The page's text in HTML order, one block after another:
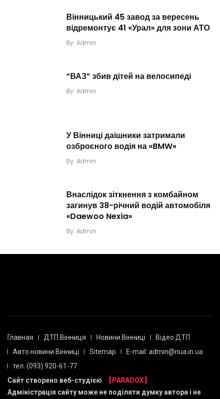
Вінницький 45 завод за вересень
відремонтує 41 «Урал» для зони АТО
By Admin
“ВАЗ” збив дітей на велосипеді
By Admin
У Вінниці даішники затримали
озброєного водія на «BMW»
By Admin
Внаслідок зіткнення з комбайном
загинув 38-річний водій автомобіля
«Daewoo Nexia»
By Admin
Главная ДТП Вінниця Новини Вінниці
Відео ДТП
Авто новини Вінниці
Sitemap
E-mail: admin@nua.in.ua
тел. (093) 920-61-77
Сайт створено веб-студією
【PARADOX】
Адміністрація сайту може не поділяти думку автора і не